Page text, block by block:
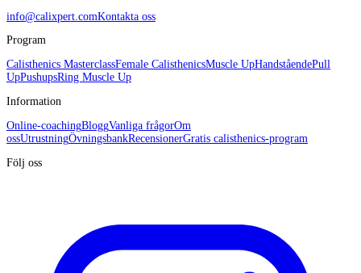
info@calixpert.comKontakta oss
Program
Calisthenics MasterclassFemale CalisthenicsMuscle UpHandståendePull
UpPushupsRing Muscle Up
Information
Online-coachingBloggVanliga frågorOm
ossUtrustningÖvningsbankRecensionerGratis calisthenics-program
Följ oss